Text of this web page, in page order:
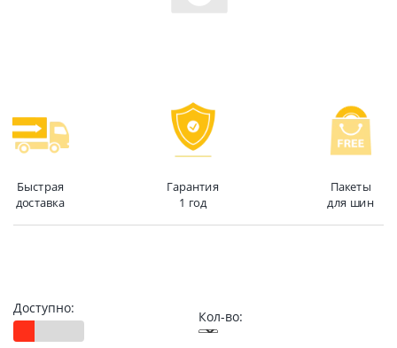
Быстрая
доставка
Гарантия
1 год
Пакеты
для шин
Доступно:
Кол-во: